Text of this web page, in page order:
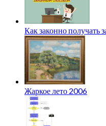
Как законно получать
Жаркое лето 2006